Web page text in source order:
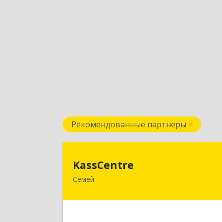
Рекомендованные партнеры
KassCentre
СемейРеспублика Казахстан, Восточно-